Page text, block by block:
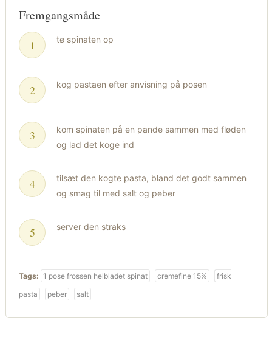
Fremgangsmåde
tø spinaten op
kog pastaen efter anvisning på posen
kom spinaten på en pande sammen med fløden
og lad det koge ind
tilsæt den kogte pasta, bland det godt sammen
og smag til med salt og peber
server den straks
Tags: 1 pose frossen helbladet spinat cremefine 15%
frisk
pasta
peber salt